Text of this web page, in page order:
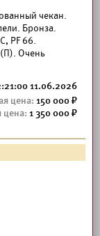
чекан.
Бронза.
PF 66.
Очень
11.06.2026
150 000
1 350 000